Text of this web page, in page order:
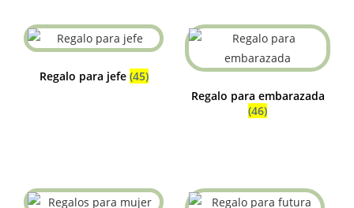
Regalo para jefe (45)
Regalo para embarazada
(46)